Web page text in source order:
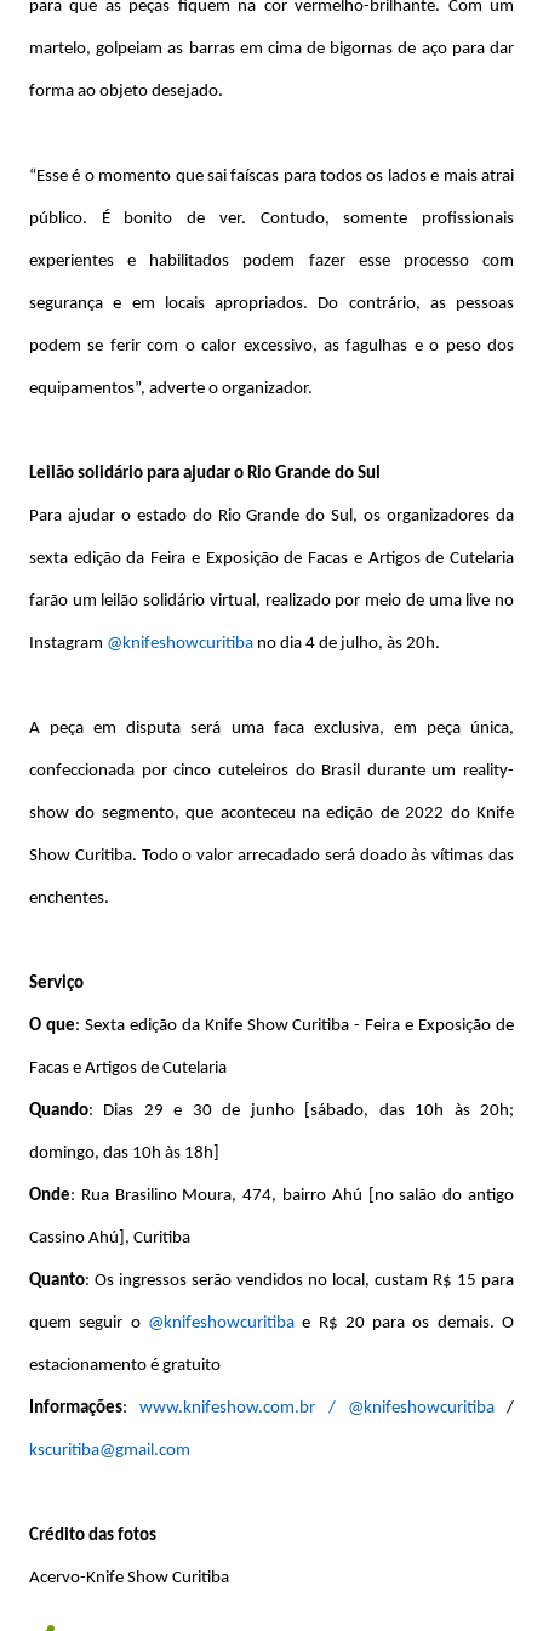
para que as peças fiquem na cor vermelho-brilhante. Com um
martelo, golpeiam as barras em cima de bigornas de aço para dar
forma ao objeto desejado.
“Esse é o momento que sai faíscas para todos os lados e mais atrai
público. É bonito de ver. Contudo, somente profissionais
experientes e habilitados podem fazer esse processo com
segurança e em locais apropriados. Do contrário, as pessoas
podem se ferir com o calor excessivo, as fagulhas e o peso dos
equipamentos”, adverte o organizador.
Leilão solidário para ajudar o Rio Grande do Sul
Para ajudar o estado do Rio Grande do Sul, os organizadores da
sexta edição da Feira e Exposição de Facas e Artigos de Cutelaria
farão um leilão solidário virtual, realizado por meio de uma live no
Instagram @knifeshowcuritiba no dia 4 de julho, às 20h.
A peça em disputa será uma faca exclusiva, em peça única,
confeccionada por cinco cuteleiros do Brasil durante um reality-
show do segmento, que aconteceu na edição de 2022 do Knife
Show Curitiba. Todo o valor arrecadado será doado às vítimas das
enchentes.
Serviço
O que: Sexta edição da Knife Show Curitiba - Feira e Exposição de
Facas e Artigos de Cutelaria
Quando: Dias 29 e 30 de junho [sábado, das 10h às 20h;
domingo, das 10h às 18h]
Onde: Rua Brasilino Moura, 474, bairro Ahú [no salão do antigo
Cassino Ahú], Curitiba
Quanto: Os ingressos serão vendidos no local, custam R$ 15 para
quem seguir o @knifeshowcuritiba e R$ 20 para os demais. O
estacionamento é gratuito
Informações:www.knifeshow.com.br / @knifeshowcuritiba /
kscuritiba@gmail.com
Crédito das fotos
Acervo-Knife Show Curitiba